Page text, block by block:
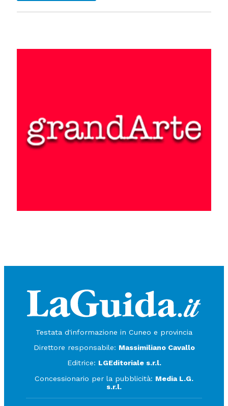
Testata d'informazione in Cuneo e provincia
Direttore responsabile: Massimiliano Cavallo
Editrice: LGEditoriale s.r.l.
Concessionario per la pubblicità: Media L.G.
s.r.l.